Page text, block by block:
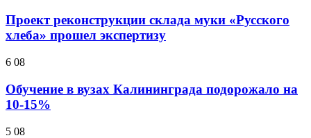
Проект реконструкции склада муки «Русского
хлеба» прошел экспертизу
6 08
Обучение в вузах Калининграда подорожало на
10-15%
5 08